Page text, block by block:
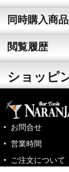
同時購入商品
閲覧履歴
ショッピ
お問合せ
営業時間
ご注文について